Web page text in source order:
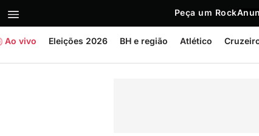
Peça um Rock
Ao vivo Eleições 2026 BH e região Atlético